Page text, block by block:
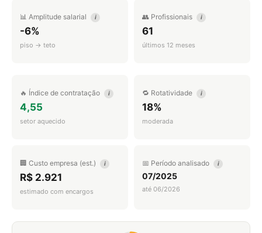
📊 Amplitude salarial i
-6%
piso → teto
👥 Profissionais i
61
últimos 12 meses
🔥 Índice de contratação i
4,55
setor aquecido
🔁 Rotatividade i
18%
moderada
🏢 Custo empresa (est.) i
R$ 2.921
estimado com encargos
📅 Período analisado i
07/2025
até 06/2026